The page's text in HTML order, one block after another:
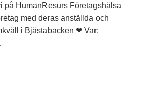
på HumanResurs Företagshälsa
med deras anställda och
i Bjästabacken ❤ Var: